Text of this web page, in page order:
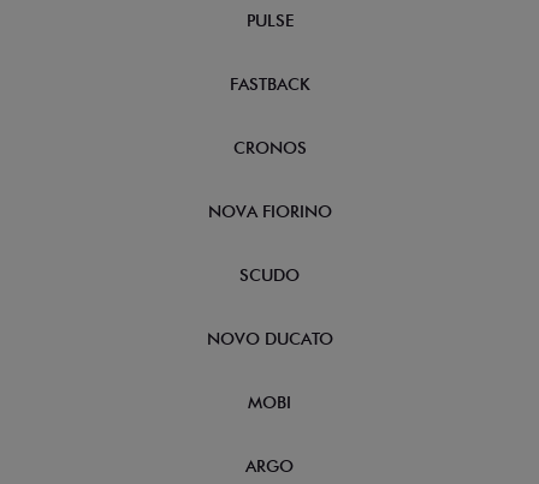
PULSE
FASTBACK
CRONOS
NOVA FIORINO
SCUDO
NOVO DUCATO
MOBI
ARGO